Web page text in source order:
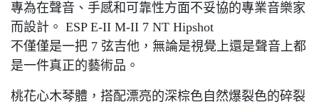
專為在聲音、手感和可靠性方面不妥協的專業音樂家
而設計。 ESP E-II M-II 7 NT Hipshot
不僅僅是一把 7 弦吉他，無論是視覺上還是聲音上都
是一件真正的藝術品。
桃花心木琴體，搭配漂亮的深棕色自然爆裂色的碎裂